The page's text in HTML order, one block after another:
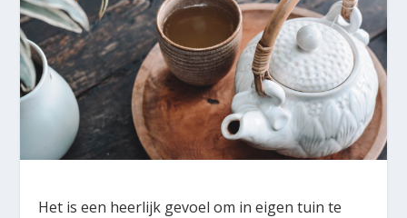
Het is een heerlijk gevoel om in eigen tuin te